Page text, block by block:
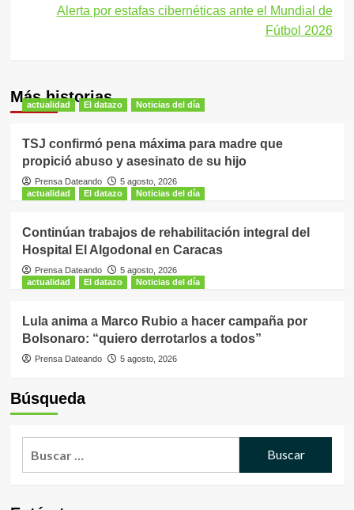
Alerta por estafas cibernéticas ante el Mundial de
Fútbol 2026
Más historias
actualidad El datazo Noticias del día
TSJ confirmó pena máxima para madre que
propició abuso y asesinato de su hijo
Prensa Dateando
5 agosto, 2026
actualidad
El datazo Noticias del día
Continúan trabajos de rehabilitación integral del
Hospital El Algodonal en Caracas
Prensa Dateando
5 agosto, 2026
actualidad
El datazo Noticias del día
Lula anima a Marco Rubio a hacer campaña por
Bolsonaro: “quiero derrotarlos a todos”
Prensa Dateando 5 agosto, 2026
Búsqueda